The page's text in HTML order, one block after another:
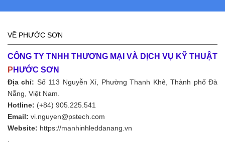
VỀ PHƯỚC SƠN
CÔNG TY TNHH THƯƠNG MẠI VÀ DỊCH VỤ KỸ THUẬT
P HƯỚC SƠN
Địa chỉ: Số 113 Nguyễn Xí, Phường Thanh Khê, Thành phố Đà
Nẵng, Việt Nam.
Hotline: (+84) 905.225.541
Email: vi.nguyen@pstech.com
Website: https://manhinhleddanang.vn